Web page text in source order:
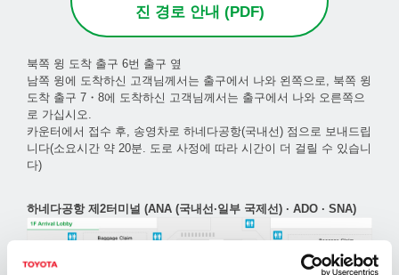
진 경로 안내 (PDF)
북쪽 윙 도착 출구 6번 출구 옆
남쪽 윙에 도착하신 고객님께서는 출구에서 나와 왼쪽으로, 북쪽 윙
도착 출구 7・8에 도착하신 고객님께서는 출구에서 나와 오른쪽으
로 가십시오.
카운터에서 접수 후, 송영차로 하네다공항(국내선) 점으로 보내드립
니다(소요시간 약 20분. 도로 사정에 따라 시간이 더 걸릴 수 있습니
다)
하네다공항 제2터미널 (ANA (국내선·일부 국제선) · ADO · SNA)